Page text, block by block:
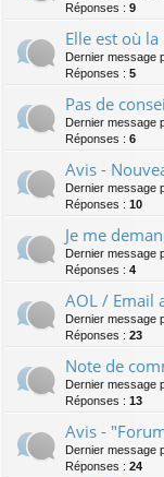
Réponses : 9
Elle est où
Dernier message
Réponses : 5
Pas de
Dernier message
Réponses : 6
Avis -
Dernier message
Réponses : 10
Je me
Dernier message
Réponses : 4
AOL / Email
Dernier message
Réponses : 23
Note de
Dernier message
Réponses : 13
Avis -
Dernier message
Réponses : 24